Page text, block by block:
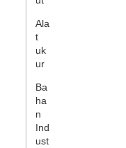
Ala
t
uk
ur
Ba
ha
n
Ind
ust